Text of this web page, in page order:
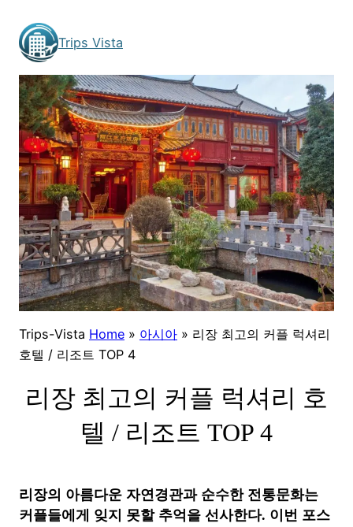
content
Trips Vista
Trips-Vista Home » 아시아 » 리장 최고의 커플 럭셔리
호텔 / 리조트 TOP 4
리장 최고의 커플 럭셔리 호
텔 / 리조트 TOP 4
리장의 아름다운 자연경관과 순수한 전통문화는
커플들에게 잊지 못할 추억을 선사한다. 이번 포스